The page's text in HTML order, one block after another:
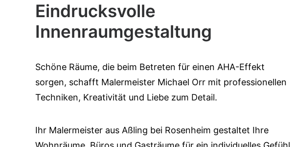
Eindrucksvolle
Innenraumgestaltung
Schöne Räume, die beim Betreten für einen AHA-Effekt
sorgen, schafft Malermeister Michael Orr mit professionellen
Techniken, Kreativität und Liebe zum Detail.
Ihr Malermeister aus Aßling bei Rosenheim gestaltet Ihre